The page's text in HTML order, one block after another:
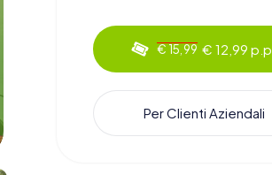
€ 15,99 € 12,99 p.p.
Per Clienti Aziendali